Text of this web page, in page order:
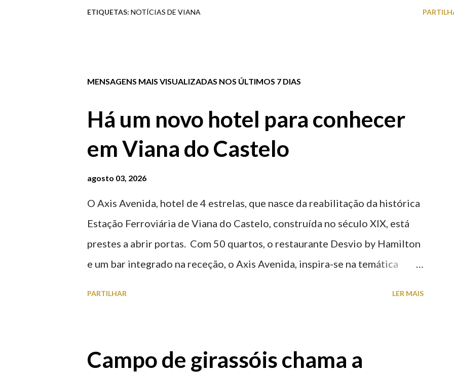
ETIQUETAS: NOTÍCIAS DE VIANA
MENSAGENS MAIS VISUALIZADAS NOS ÚLTIMOS 7 DIAS
Há um novo hotel para conhecer
em Viana do Castelo
agosto 03, 2026
O Axis Avenida, hotel de 4 estrelas, que nasce da reabilitação da histórica
Estação Ferroviária de Viana do Castelo, construída no século XIX, está
prestes a abrir portas. Com 50 quartos, o restaurante Desvio by Hamilton
e um bar integrado na receção, o Axis Avenida, inspira-se na temática
PARTILHAR LER MAIS
Campo de girassóis chama a